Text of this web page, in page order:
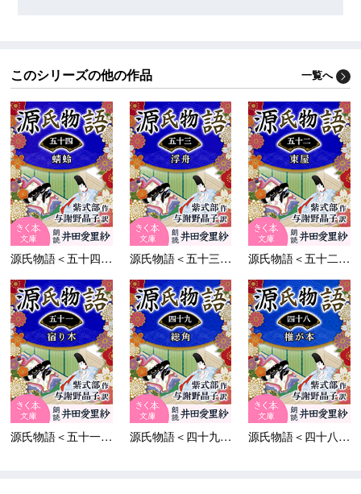
このシリーズの他の作品 一覧へ
源氏物語＜五十四＞蜻蛉 源氏物語＜五十三＞浮舟 源氏物語＜五十二＞東屋
源氏物語＜五十一＞宿り... 源氏物語＜四十九＞総角 源氏物語＜四十八＞椎が...